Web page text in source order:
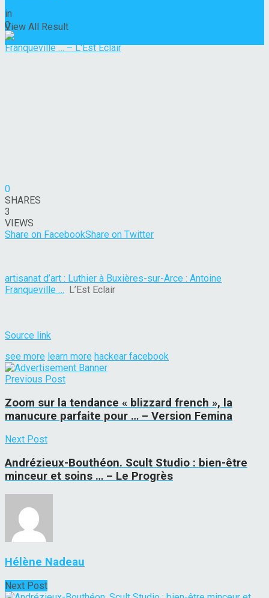
View All Result
in
0
0
SHARES
3
VIEWS
Share on FacebookShare on Twitter
artisanat d’art : Luthier à Buxières-sur-Arce : Antoine
Franqueville … L’Est Eclair
Source link
see more learn more hackear facebook
Previous Post
Zoom sur la tendance « blizzard french », la
manucure parfaite pour … – Version Femina
Next Post
Andrézieux-Bouthéon. Scult Studio : bien-être
minceur et soins … – Le Progrès
Hélène Nadeau
Next Post